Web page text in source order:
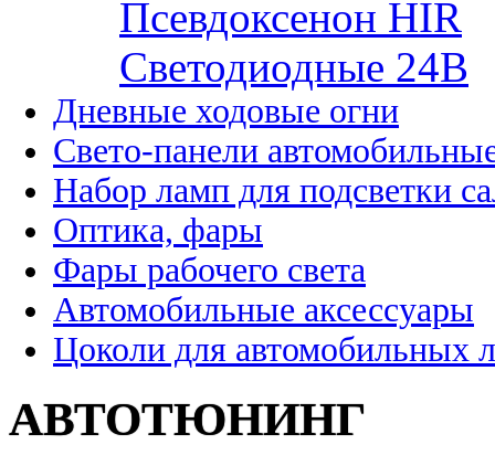
Псевдоксенон HIR
Cветодиодные 24B
Дневные ходовые огни
Свето-панели
Набор ламп для подсветки
Оптика, фары
Фары рабочего света
Автомобильные аксессуары
Цоколи для автомобильных
АВТОТЮНИНГ